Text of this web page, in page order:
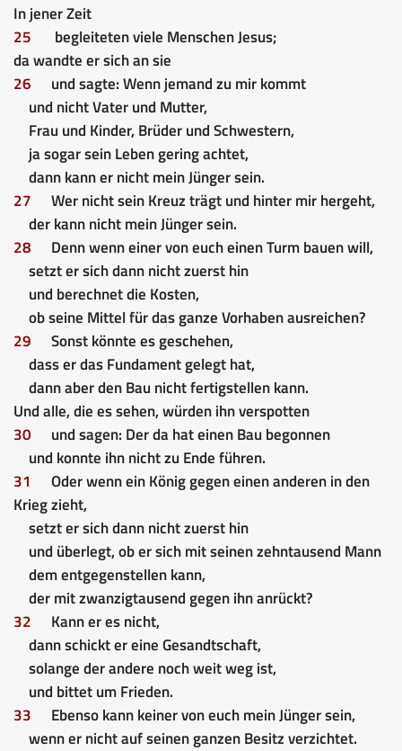
In jener Zeit
25
begleiteten viele Menschen Jesus;
da wandte er sich an sie
26
und sagte: Wenn jemand zu mir kommt
und nicht Vater und Mutter,
Frau und Kinder, Brüder und Schwestern,
ja sogar sein Leben gering achtet,
dann kann er nicht mein Jünger sein.
27
Wer nicht sein Kreuz trägt und hinter mir hergeht,
der kann nicht mein Jünger sein.
28
Denn wenn einer von euch einen Turm bauen will,
setzt er sich dann nicht zuerst hin
und berechnet die Kosten,
ob seine Mittel für das ganze Vorhaben ausreichen?
29
Sonst könnte es geschehen,
dass er das Fundament gelegt hat,
dann aber den Bau nicht fertigstellen kann.
Und alle, die es sehen, würden ihn verspotten
30
und sagen: Der da hat einen Bau begonnen
und konnte ihn nicht zu Ende führen.
31
Oder wenn ein König gegen einen anderen in den
Krieg zieht,
setzt er sich dann nicht zuerst hin
und überlegt, ob er sich mit seinen zehntausend Mann
dem entgegenstellen kann,
der mit zwanzigtausend gegen ihn anrückt?
32
Kann er es nicht,
dann schickt er eine Gesandtschaft,
solange der andere noch weit weg ist,
und bittet um Frieden.
33
Ebenso kann keiner von euch mein Jünger sein,
wenn er nicht auf seinen ganzen Besitz verzichtet.